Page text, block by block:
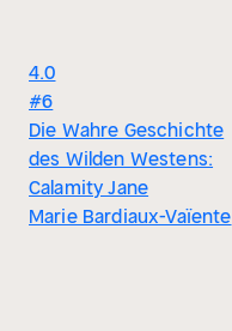
4.0
#6
Die Wahre Geschichte
des Wilden Westens:
Calamity Jane
Marie Bardiaux-Vaïente